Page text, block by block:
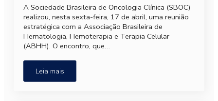
A Sociedade Brasileira de Oncologia Clínica (SBOC)
realizou, nesta sexta-feira, 17 de abril, uma reunião
estratégica com a Associação Brasileira de
Hematologia, Hemoterapia e Terapia Celular
(ABHH). O encontro, que…
Leia mais